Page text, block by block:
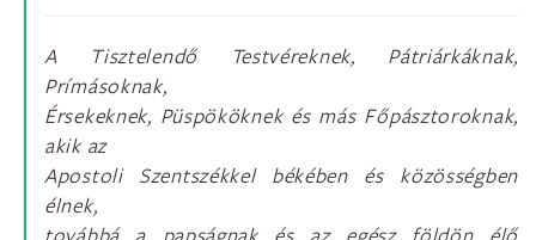
A Tisztelendő Testvéreknek, Pátriárkáknak,
Prímásoknak,
Érsekeknek, Püspököknek és más Főpásztoroknak,
akik az
Apostoli Szentszékkel békében és közösségben
élnek,